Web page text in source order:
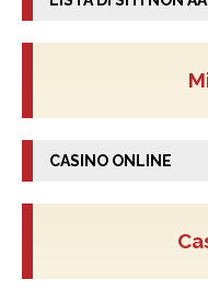
CASINO ONLINE